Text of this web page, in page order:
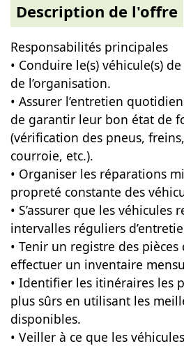
Description de l'offre
Responsabilités principales
• Conduire le(s) véhicule(s)
de l’organisation.
• Assurer l’entretien
de garantir leur bon état de
(vérification des pneus,
courroie, etc.).
• Organiser les réparations
propreté constante des
• S’assurer que les véhicules
intervalles réguliers
• Tenir un registre des
effectuer un inventaire
• Identifier les itinéraires les
plus sûrs en utilisant les
disponibles.
• Veiller à ce que les